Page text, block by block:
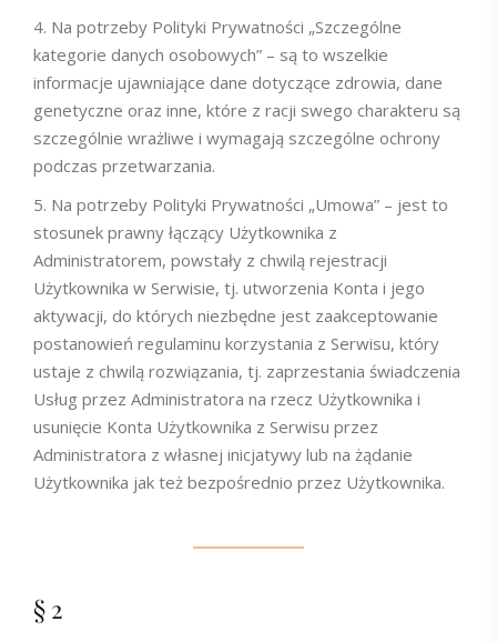
Na potrzeby Polityki Prywatności „Szczególne
kategorie danych osobowych” – są to wszelkie
informacje ujawniające dane dotyczące zdrowia, dane
genetyczne oraz inne, które z racji swego charakteru są
szczególnie wrażliwe i wymagają szczególne ochrony
podczas przetwarzania.
Na potrzeby Polityki Prywatności „Umowa” – jest to
stosunek prawny łączący Użytkownika z
Administratorem, powstały z chwilą rejestracji
Użytkownika w Serwisie, tj. utworzenia Konta i jego
aktywacji, do których niezbędne jest zaakceptowanie
postanowień regulaminu korzystania z Serwisu, który
ustaje z chwilą rozwiązania, tj. zaprzestania świadczenia
Usług przez Administratora na rzecz Użytkownika i
usunięcie Konta Użytkownika z Serwisu przez
Administratora z własnej inicjatywy lub na żądanie
Użytkownika jak też bezpośrednio przez Użytkownika.
§ 2